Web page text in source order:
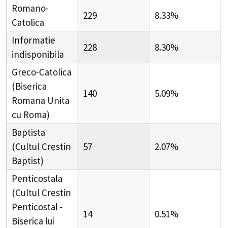
Romano-
Catolica
229 8.33%
Informatie
indisponibila
228 8.30%
Greco-Catolica
(Biserica
Romana Unita
cu Roma)
140 5.09%
Baptista
(Cultul Crestin
Baptist)
57 2.07%
Penticostala
(Cultul Crestin
Penticostal -
Biserica lui
14 0.51%